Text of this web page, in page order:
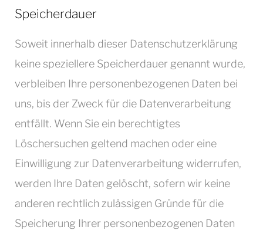
Speicherdauer
Soweit innerhalb dieser Datenschutzerklärung
keine speziellere Speicherdauer genannt wurde,
verbleiben Ihre personenbezogenen Daten bei
uns, bis der Zweck für die Datenverarbeitung
entfällt. Wenn Sie ein berechtigtes
Löschersuchen geltend machen oder eine
Einwilligung zur Datenverarbeitung widerrufen,
werden Ihre Daten gelöscht, sofern wir keine
anderen rechtlich zulässigen Gründe für die
Speicherung Ihrer personenbezogenen Daten